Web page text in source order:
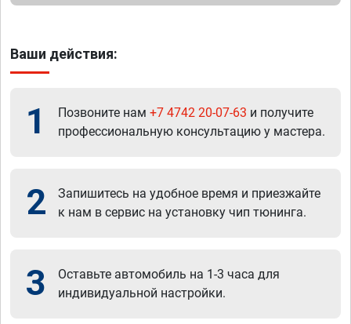
Ваши действия:
1 Позвоните нам +7 4742 20-07-63 и получите
профессиональную консультацию у мастера.
2
Запишитесь на удобное время и приезжайте
к нам в сервис на установку чип тюнинга.
3
Оставьте автомобиль на 1-3 часа для
индивидуальной настройки.